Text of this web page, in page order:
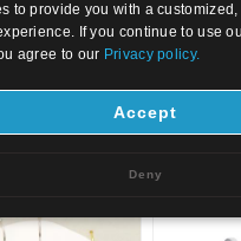
1
to provide you with a
If you continue to use
agree to our Privacy policy.
Accept
Deny